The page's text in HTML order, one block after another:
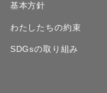
基本方針
わたしたちの約束
SDGsの取り組み